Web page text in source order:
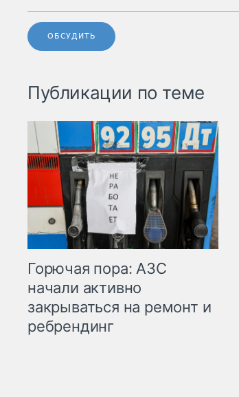
ОБСУДИТЬ
Публикации по теме
Горючая пора: АЗС
начали активно
закрываться на ремонт и
ребрендинг